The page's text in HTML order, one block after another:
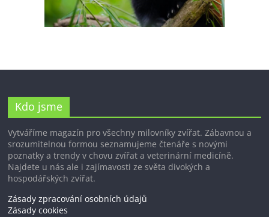
Kdo jsme
Vytváříme magazín pro všechny milovníky zvířat. Zábavnou a
srozumitelnou formou seznamujeme čtenáře s novými
poznatky a trendy v chovu zvířat a veterinární medicíně.
Najdete u nás ale i zajímavosti ze světa divokých a
hospodářských zvířat.
Zásady zpracování osobních údajů
Zásady cookies